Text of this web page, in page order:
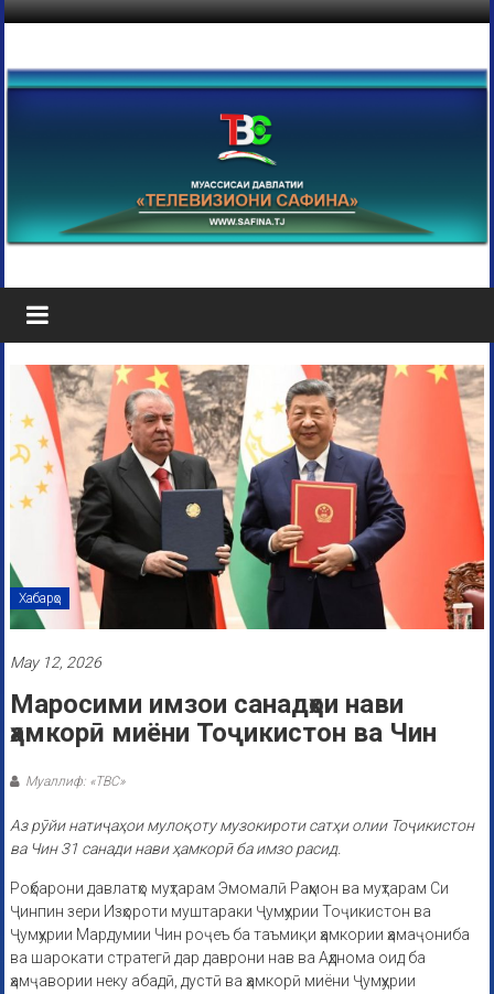
Хабарҳо
May 12, 2026
Маросими имзои санадҳои нави
ҳамкорӣ миёни Тоҷикистон ва Чин
Муаллиф: «ТВС»
Аз рӯйи натиҷаҳои мулоқоту музокироти сатҳи олии Тоҷикистон
ва Чин 31 санади нави ҳамкорӣ ба имзо расид.
Роҳбарони давлатҳо муҳтарам Эмомалӣ Раҳмон ва муҳтарам Си
Ҷинпин зери Изҳороти муштараки Ҷумҳурии Тоҷикистон ва
Ҷумҳурии Мардумии Чин роҷеъ ба таъмиқи ҳамкории ҳамаҷониба
ва шарокати стратегӣ дар даврони нав ва Аҳднома оид ба
ҳамҷавории неку абадӣ, дустӣ ва ҳамкорӣ миёни Ҷумҳурии